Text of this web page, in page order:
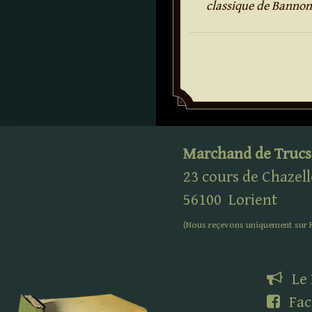
classique de
Marchand de Trucs
23 cours de
56100 Lorient
(Nous reçevons uniquement sur
Le